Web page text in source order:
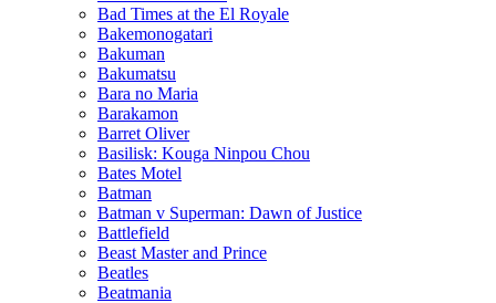
Bad Times at the El Royale
Bakemonogatari
Bakuman
Bakumatsu
Bara no Maria
Barakamon
Barret Oliver
Basilisk: Kouga Ninpou Chou
Bates Motel
Batman
Batman v Superman: Dawn of Justice
Battlefield
Beast Master and Prince
Beatles
Beatmania